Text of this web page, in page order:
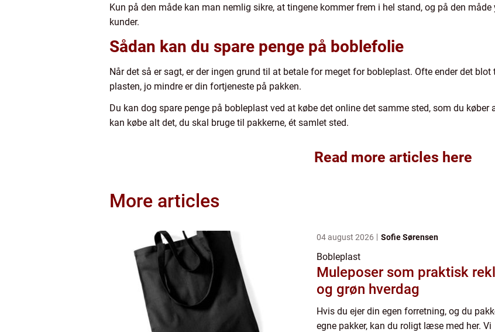
Kun på den måde kan man nemlig sikre, at tingene kommer frem i hel stand, og på den
kunder.
Sådan kan du spare penge på boblefolie
Når det så er sagt, er der ingen grund til at betale for meget for bobleplast. Ofte ender det
plasten, jo mindre er din fortjeneste på pakken.
Du kan dog spare penge på bobleplast ved at købe det online det samme sted, som du køber
kan købe alt det, du skal bruge til pakkerne, ét samlet sted.
Read more articles here
More articles
04 august 2026 Sofie Sørensen
Bobleplast
Muleposer som praktisk
og grøn hverdag
Hvis du ejer din egen forretning, og du
egne pakker, kan du roligt læse med her. Vi